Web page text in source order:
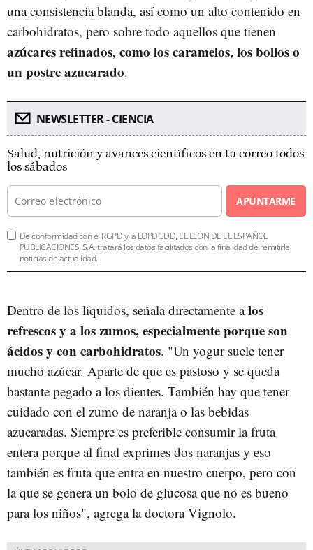
una consistencia blanda, así como un alto contenido en
carbohidratos, pero sobre todo aquellos que tienen
azúcares refinados, como los caramelos, los bollos o
un postre azucarado.
NEWSLETTER - CIENCIA
Salud, nutrición y avances científicos en tu correo todos
los sábados
APUNTARME
De conformidad con el RGPD y la LOPDGDD, EL LEÓN DE EL ESPAÑOL
PUBLICACIONES, S.A. tratará los datos facilitados con la finalidad de remitirle
noticias de actualidad.
Dentro de los líquidos, señala directamente alos
refrescos y a los zumos, especialmente porque son
ácidos y con carbohidratos. "Un yogur suele tener
mucho azúcar. Aparte de que es pastoso y se queda
bastante pegado a los dientes. También hay que tener
cuidado con el zumo de naranja o las bebidas
azucaradas. Siempre es preferible consumir la fruta
entera porque al final exprimes dos naranjas y eso
también es fruta que entra en nuestro cuerpo, pero con
la que se genera un bolo de glucosa que no es bueno
para los niños", agrega la doctora Vignolo.